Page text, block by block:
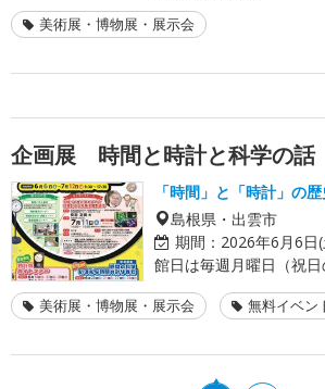
美術展・博物展・展示会
企画展 時間と時計と科学の話
「時間」と「時計」の
島根県・出雲市
期間： 2026年6月6
館日は毎週月曜日（祝日
美術展・博物展・展示会 無料イベン